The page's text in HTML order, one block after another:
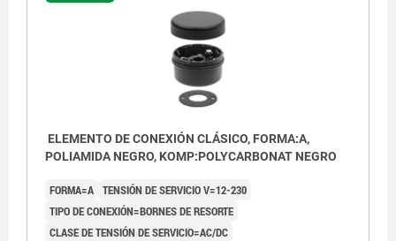
ELEMENTO DE CONEXIÓN CLÁSICO, FORMA:A,
POLIAMIDA NEGRO, KOMP:POLYCARBONAT NEGRO
FORMA=A TENSIÓN DE SERVICIO V=12-230
TIPO DE CONEXIÓN=BORNES DE RESORTE
CLASE DE TENSIÓN DE SERVICIO=AC/DC